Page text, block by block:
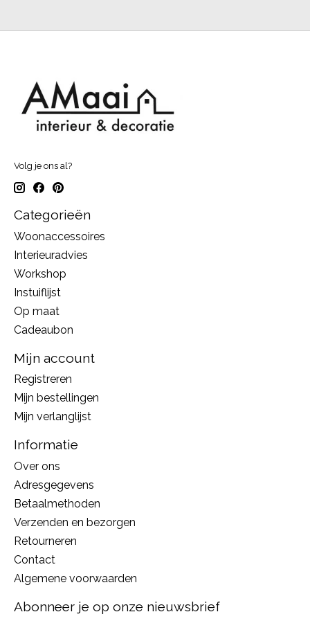
Volg je ons al?
Categorieën
Woonaccessoires
Interieuradvies
Workshop
Instuiflijst
Op maat
Cadeaubon
Mijn account
Registreren
Mijn bestellingen
Mijn verlanglijst
Informatie
Over ons
Adresgegevens
Betaalmethoden
Verzenden en bezorgen
Retourneren
Contact
Algemene voorwaarden
Abonneer je op onze nieuwsbrief